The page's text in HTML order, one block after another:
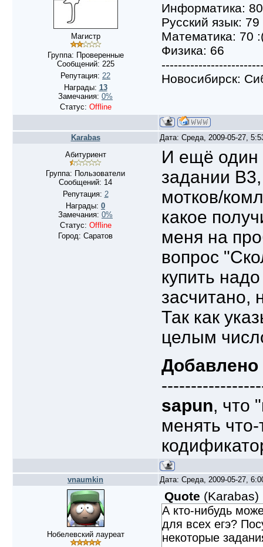
Магистр
Группа: Проверенные
Сообщений: 225
Репутация: 22
Награды: 13
Замечания: 0%
Статус: Offline
Информатика: 80
Русский язык: 79
Математика: 70
Физика: 66
Новосибирск:
Karabas
Дата: Среда, 2009-05-27,
Абитуриент
Группа: Пользователи
Сообщений: 14
Репутация: 2
Награды: 0
Замечания: 0%
Статус: Offline
Город: Саратов
И ещё один
задании
мотков/
какое
меня на
вопрос
купить
засчитано,
Так как
целым
Добавлено
sapun, что
менять
vnaumkin Дата: Среда, 2009-05-27,
Нобелевский лауреат
Quote (Karabas)
А кто-нибудь
для всех егэ?
некоторые